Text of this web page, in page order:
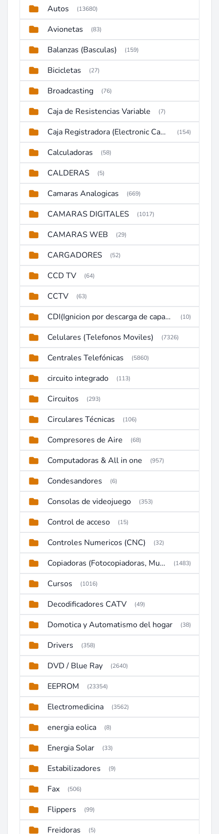
Autos (13680)
Avionetas (83)
Balanzas (Basculas) (159)
Bicicletas (27)
Broadcasting (76)
Caja de Resistencias Variable (7)
Caja Registradora (Electronic Cash Register) (154)
Calculadoras (58)
CALDERAS (5)
Camaras Analogicas (669)
CAMARAS DIGITALES (1017)
CAMARAS WEB (29)
CARGADORES (52)
CCD TV (64)
CCTV (63)
CDI(Ignicion por descarga de capacitor) (10)
Celulares (Telefonos Moviles) (7326)
Centrales Telefónicas (5860)
circuito integrado (113)
Circuitos (293)
Circulares Técnicas (106)
Compresores de Aire (68)
Computadoras & All in one (957)
Condesandores (6)
Consolas de videojuego (353)
Control de acceso (15)
Controles Numericos (CNC) (32)
Copiadoras (Fotocopiadoras, Multifunctions, Ploter, etc) (1483)
Cursos (1016)
Decodificadores CATV (49)
Domotica y Automatismo del hogar (38)
Drivers (358)
DVD / Blue Ray (2640)
EEPROM (23354)
Electromedicina (3562)
energia eolica (8)
Energia Solar (33)
Estabilizadores (9)
Fax (506)
Flippers (99)
Freidoras (5)